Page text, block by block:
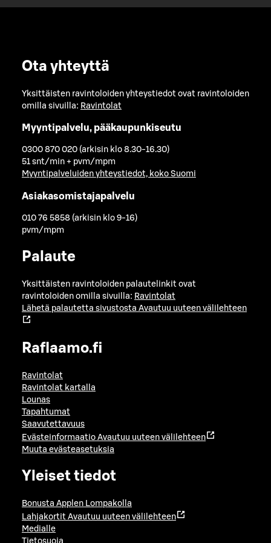
Ota yhteyttä
Yksittäisten ravintoloiden yhteystiedot ovat ravintoloiden
omilla sivuilla: Ravintolat
Myyntipalvelu, pääkaupunkiseutu
0300 870 020 (arkisin klo 8.30-16.30)
51 snt/min + pvm/mpm
Myyntipalveluiden yhteystiedot, koko Suomi
Asiakasomistajapalvelu
010 76 5858 (arkisin klo 9-16)
pvm/mpm
Palaute
Yksittäisten ravintoloiden palautelinkit ovat
ravintoloiden omilla sivuilla: Ravintolat
Lähetä palautetta sivustosta Avautuu uuteen välilehteen
Raflaamo.fi
Ravintolat
Ravintolat kartalla
Lounas
Tapahtumat
Saavutettavuus
Evästeinformaatio Avautuu uuteen välilehteen
Muuta evästeasetuksia
Yleiset tiedot
Bonusta Applen Lompakolla
Lahjakortit Avautuu uuteen välilehteen
Medialle
Tietosuoja